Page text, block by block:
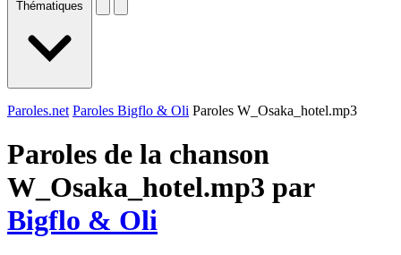
Thématiques
Paroles.net Paroles Bigflo & Oli Paroles W_Osaka_hotel.mp3
Paroles de la chanson
W_Osaka_hotel.mp3 par
Bigflo & Oli